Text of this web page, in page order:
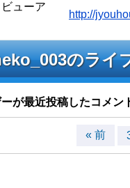
ューア
http://
のライ
が最近投稿したコメン
« 前